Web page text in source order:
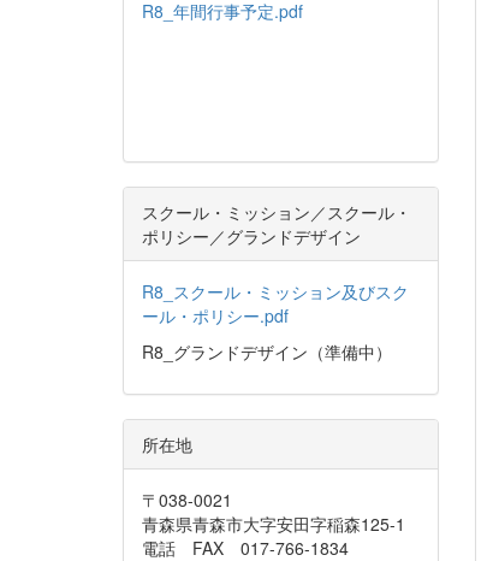
R8_年間行事予定.pdf
スクール・ミッション／スクール・
ポリシー／グランドデザイン
R8_スクール・ミッション及びスク
ール・ポリシー.pdf
R8_グランドデザイン（準備中）
所在地
〒038-0021
青森県青森市大字安田字稲森125-1
電話 FAX 017-766-1834